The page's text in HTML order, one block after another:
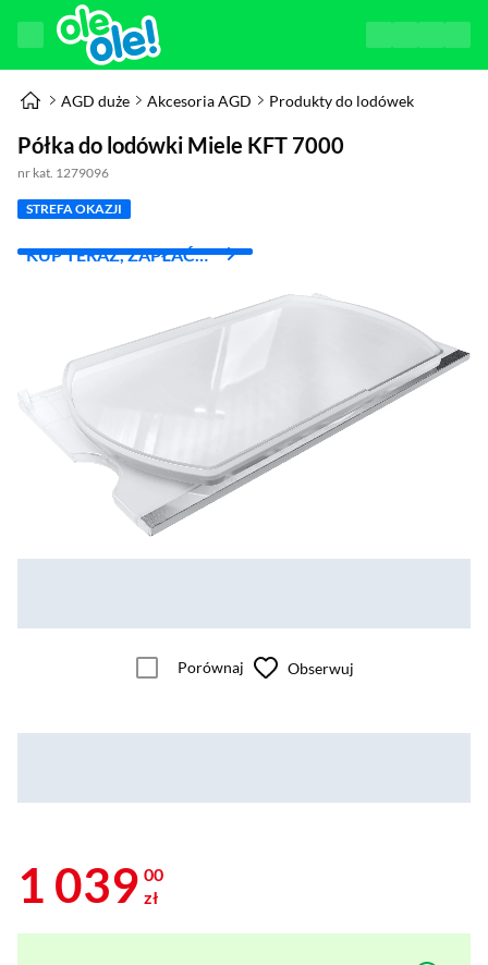
AGD duże Akcesoria AGD Produkty do lodówek
Półka do lodówki Miele KFT 7000
nr kat. 1279096
STREFA OKAZJI
KUP TERAZ, ZAPŁAĆ
Porównaj Obserwuj
1 039 00
zł